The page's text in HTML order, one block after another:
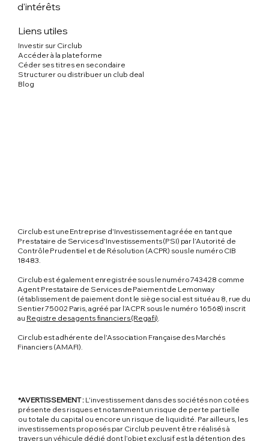
Liens utiles
Investir sur Circlub
Accéder à la plateforme
Céder ses titres en secondaire
Structurer ou distribuer un club deal
Blog
d'intérêts
Circlub est une Entreprise d'Investissement agréée en tant que
Prestataire de Services d'Investissements (PSI) par l’Autorité de
Contrôle Prudentiel et de Résolution (ACPR) sous le numéro CIB
18483.
Circlub est également enregistrée sous le numéro 743428 comme
Agent Prestataire de Services de Paiement de Lemonway
(établissement de paiement dont le siège social est situé au 8, rue du
Sentier 75002 Paris, agréé par l’ACPR sous le numéro 16568) inscrit
au Registre des agents financiers (Regafi).
Circlub est adhérente de l'Association Française des Marchés
Financiers (AMAFI).
*AVERTISSEMENT :L'investissement dans des sociétés non cotées
présente des risques et notamment un risque de perte partielle
ou totale du capital ou encore un risque de liquidité. Par ailleurs, les
investissements proposés par Circlub peuvent être réalisés à
travers un véhicule dédié dont l’objet exclusif est la détention des